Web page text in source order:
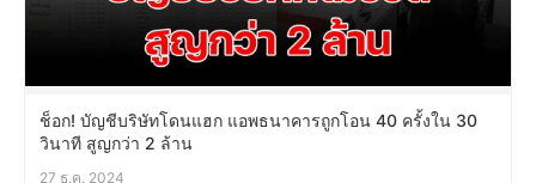
ช็อก! บัญชีบริษัทโดนแฮก แอพธนาคารถูกโอน 40 ครั้งใน 30
วินาที สูญกว่า 2 ล้าน
27 ธ.ค. 2024